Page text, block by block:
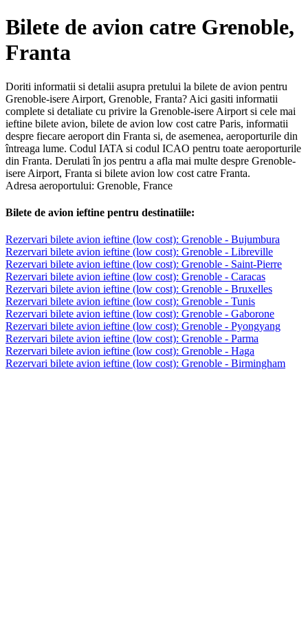
Bilete de avion catre Grenoble,
Franta
Doriti informatii si detalii asupra pretului la bilete de avion pentru
Grenoble-isere Airport, Grenoble, Franta? Aici gasiti informatii
complete si detaliate cu privire la Grenoble-isere Airport si cele mai
ieftine bilete avion, bilete de avion low cost catre Paris, informatii
despre fiecare aeroport din Franta si, de asemenea, aeroporturile din
întreaga lume. Codul IATA si codul ICAO pentru toate aeroporturile
din Franta. Derulati în jos pentru a afla mai multe despre Grenoble-
isere Airport, Franta si bilete avion low cost catre Franta.
Adresa aeroportului: Grenoble, France
Bilete de avion ieftine pentru destinatiile:
Rezervari bilete avion ieftine (low cost): Grenoble - Bujumbura
Rezervari bilete avion ieftine (low cost): Grenoble - Libreville
Rezervari bilete avion ieftine (low cost): Grenoble - Saint-Pierre
Rezervari bilete avion ieftine (low cost): Grenoble - Caracas
Rezervari bilete avion ieftine (low cost): Grenoble - Bruxelles
Rezervari bilete avion ieftine (low cost): Grenoble - Tunis
Rezervari bilete avion ieftine (low cost): Grenoble - Gaborone
Rezervari bilete avion ieftine (low cost): Grenoble - Pyongyang
Rezervari bilete avion ieftine (low cost): Grenoble - Parma
Rezervari bilete avion ieftine (low cost): Grenoble - Haga
Rezervari bilete avion ieftine (low cost): Grenoble - Birmingham